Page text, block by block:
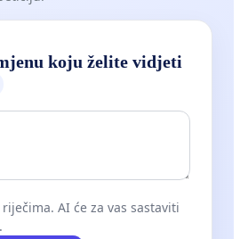
koju želite vidjeti
AI će za vas sastaviti